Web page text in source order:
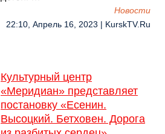
Новости
22:10, Апрель 16, 2023 | KurskTV.Ru
Культурный центр
«Меридиан» представляет
постановку «Есенин.
Высоцкий. Бетховен. Дорога